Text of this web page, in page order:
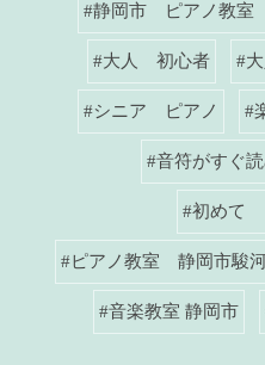
#静岡市 ピアノ教室
#大人 初心者 #
#シニア ピアノ #
#音符がすぐ
#初めて
#ピアノ教室 静岡市駿
#音楽教室 静岡市